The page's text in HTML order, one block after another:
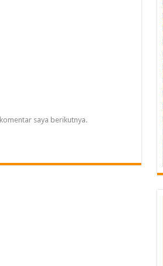
saya berikutnya.